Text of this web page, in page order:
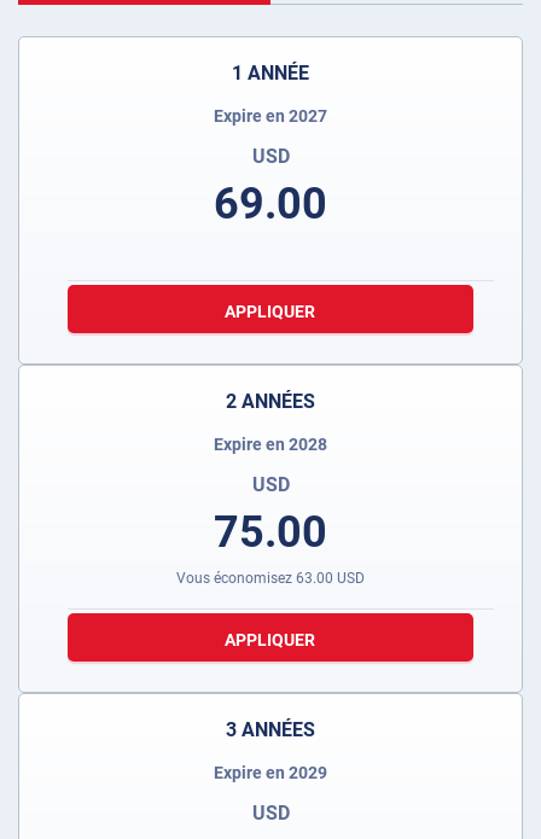
1 ANNÉE
Expire en 2027
USD
69.00
APPLIQUER
2 ANNÉES
Expire en 2028
USD
75.00
Vous économisez 63.00 USD
APPLIQUER
3 ANNÉES
Expire en 2029
USD